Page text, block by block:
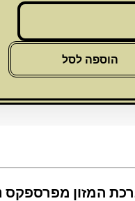
הוספה לסל
המזון מפרספקס